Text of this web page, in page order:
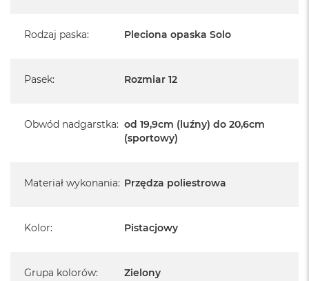
Rodzaj paska: Pleciona opaska Solo
Pasek: Rozmiar 12
Obwód nadgarstka: od 19,9cm (luźny) do 20,6cm
(sportowy)
Materiał wykonania: Przędza poliestrowa
Kolor: Pistacjowy
Grupa kolorów: Zielony